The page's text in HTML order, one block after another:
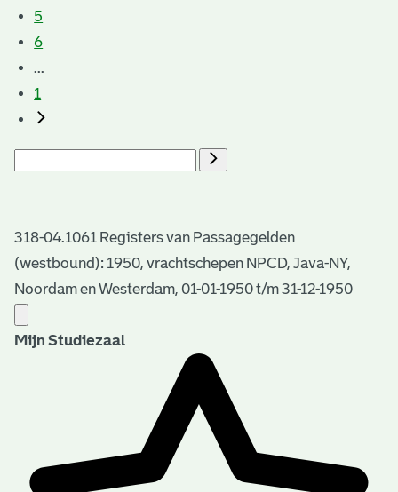
5
6
...
1
318-04.1061 Registers van Passagegelden
(westbound): 1950, vrachtschepen NPCD, Java-NY,
Noordam en Westerdam, 01-01-1950 t/m 31-12-1950
Mijn Studiezaal